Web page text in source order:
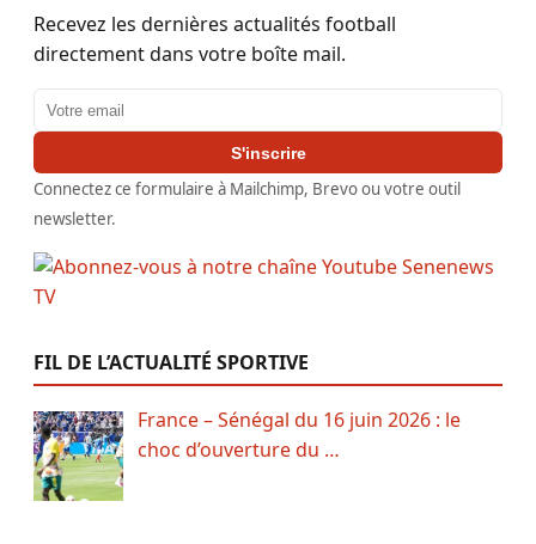
Recevez les dernières actualités football
directement dans votre boîte mail.
Adresse email
S'inscrire
Connectez ce formulaire à Mailchimp, Brevo ou votre outil
newsletter.
FIL DE L’ACTUALITÉ SPORTIVE
France – Sénégal du 16 juin 2026 : le
choc d’ouverture du …